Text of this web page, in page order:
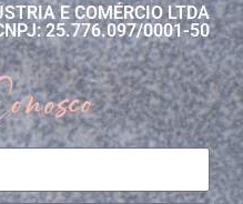
E COMÉRCIO LTDA
25.776.097/0001-50